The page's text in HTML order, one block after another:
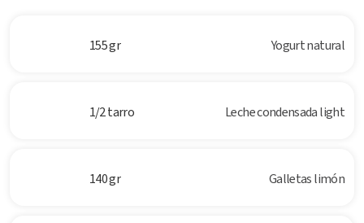
155 gr Yogurt natural
1/2 tarro Leche condensada light
140 gr Galletas limón